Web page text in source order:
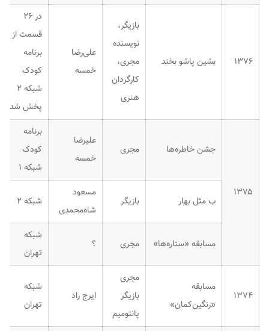
۱۳۷۶ بشین پاشو بخند
بازیگر،
نویسنده
مجری،
کارگردان
هنری
علی‌رضا
خمسه
در ۲۶
قسمت از
برنامه
کودک
شبکه ۲
پخش شد.
۱۳۷۵
جشن خاطره‌ها مجری
علیرضا
خمسه
برنامه
کودک
شبکه ۱
ب مثل بهار بازیگر
مسعود
شاه‌محمدی
شبکه ۲
مسابقه «ستاره‌ها» مجری ؟
شبکه
تهران
۱۳۷۴
مسابقه
«رنگین‌کمان»
مجری
بازیگر
پانتومیم
ایرج راد
شبکه
تهران